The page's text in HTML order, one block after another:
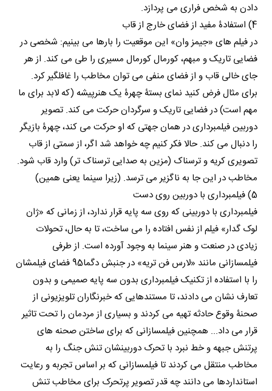
دادن به شخص فراری می پردازد.
4) استفادۀ مفید از فضای خارج از قاب
در فیلم های «جیمز وان» این موقعیت را بارها می بینیم: شخصی در
فضایی تاریک و مبهم، کورمال کورمال مسیری را طی می کند. از هر
جای خالی قاب و از فضای منفی می توان مخاطب را غافلگیر کرد.
برای مثال فرض کنید نمای بستۀ چهرۀ یک هنرپیشه (که لابد برای ما
مهم است) در فضایی تاریک و سرگردان حرکت می کند. تصویر
دوربین فیلمبرداری در همان جهتی که او حرکت می کند، چهرۀ بازیگر
را دنبال می کند. حالا فکر کنیم چه خواهد شد اگر، از سمتی از قاب
تصویری کریه و ترسناک (مزین به صدایی ترسناک تر) وارد قاب شود.
مخاطب در این جا به ناگزیر می ترسد. (زیرا سینما یعنی همین)
5) فیلمبرداری با دوربین روی دست
فیلمبرداری با دوربینی که روی سه پایه قرار ندارد، از زمانی که «ژان
لوک گدار» فیلم از نفس افتاده را می ساخت، تا به حال، تحولات
زیادی در صنعت و هنر سینما به وجود آورده است. از طرفی
فیلمسازانی مانند «لارس فن تریه» در جنبش دگما95 فضای فیلمشان
را با استفاده از تکنیک فیلمبرداری بدون سه پایه صمیمی و بدون
تعارف نشان می دادند، تا مستندهایی که خبرنگاران تلویزیونی از
صحنۀ وقوع حادثه تهیه می کردند و بسیاری از مردمان را تحت تاثیر
قرار می داد... همچنین فیلمسازانی که برای ساختن صحنه های
پرتنش جبهه و خط نبرد با تحرک دوربینشان تنش جنگ را به
مخاطب منتقل می کردند تا فیلمسازانی که بر اساس تجربه و رعایت
استانداردها می دانند چه قدر تصویر پرتحرک برای مخاطب تنش